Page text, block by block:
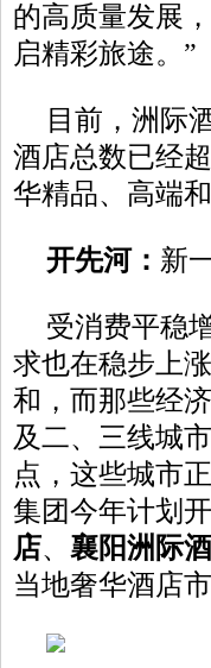
的高质量发展
启精彩旅途。”
目前，洲际
酒店总数已经
华精品、高端
开先河： 新
受消费平稳
求也在稳步上
和，而那些经
及二、三线城
点，这些城市
集团今年计划
店、 襄阳洲际
当地奢华酒店